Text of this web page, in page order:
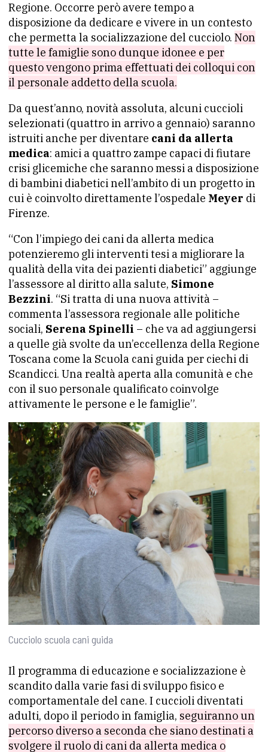
Regione. Occorre però avere tempo a
disposizione da dedicare e vivere in un contesto
che permetta la socializzazione del cucciolo. Non
tutte le famiglie sono dunque idonee e per
questo vengono prima effettuati dei colloqui con
il personale addetto della scuola.
Da quest’anno, novità assoluta, alcuni cuccioli
selezionati (quattro in arrivo a gennaio) saranno
istruiti anche per diventare cani da allerta
medica: amici a quattro zampe capaci di fiutare
crisi glicemiche che saranno messi a disposizione
di bambini diabetici nell’ambito di un progetto in
cui è coinvolto direttamente l’ospedale Meyer di
Firenze.
“Con l’impiego dei cani da allerta medica
potenzieremo gli interventi tesi a migliorare la
qualità della vita dei pazienti diabetici” aggiunge
l’assessore al diritto alla salute, Simone
Bezzini. “Si tratta di una nuova attività –
commenta l’assessora regionale alle politiche
sociali, Serena Spinelli – che va ad aggiungersi
a quelle già svolte da un’eccellenza della Regione
Toscana come la Scuola cani guida per ciechi di
Scandicci. Una realtà aperta alla comunità e che
con il suo personale qualificato coinvolge
attivamente le persone e le famiglie”.
Cucciolo scuola cani guida
Il programma di educazione e socializzazione è
scandito dalla varie fasi di sviluppo fisico e
comportamentale del cane. I cuccioli diventati
adulti, dopo il periodo in famiglia, seguiranno un
percorso diverso a seconda che siano destinati a
svolgere il ruolo di cani da allerta medica o